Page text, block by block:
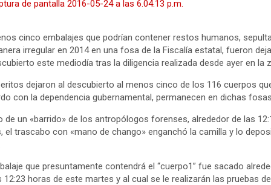
cinco embalajes que podrían contener restos humanos,
irregular en 2014 en una fosa de la Fiscalía estatal, fueron
este mediodía tras la diligencia realizada desde ayer en la
dejaron al descubierto al menos cinco de los 116 cuerpos
con la dependencia gubernamental, permanecen en dichas
de un «barrido» de los antropólogos forenses, alrededor de las
el trascabo con «mano de chango» enganchó la camilla y lo
que presuntamente contendrá el “cuerpo1” fue sacado
12:23 horas de este martes y al cual se le realizarán las pruebas de